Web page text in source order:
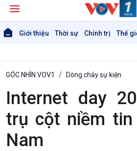
Giới thiệu Thời sự Chính trị Thế
GÓC NHÌN VOV1 Dòng chảy sự kiện
Internet day
trụ cột niềm
Nam